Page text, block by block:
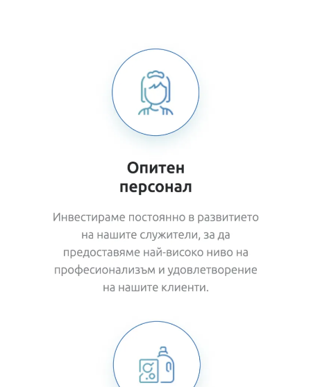
Add Subtext text. Click "Edit Text" to update the
font, s
ize and more.
To change and reuse text themes, go to Site
Styles.
Add Subtext text. Click "Edit Text" to update the